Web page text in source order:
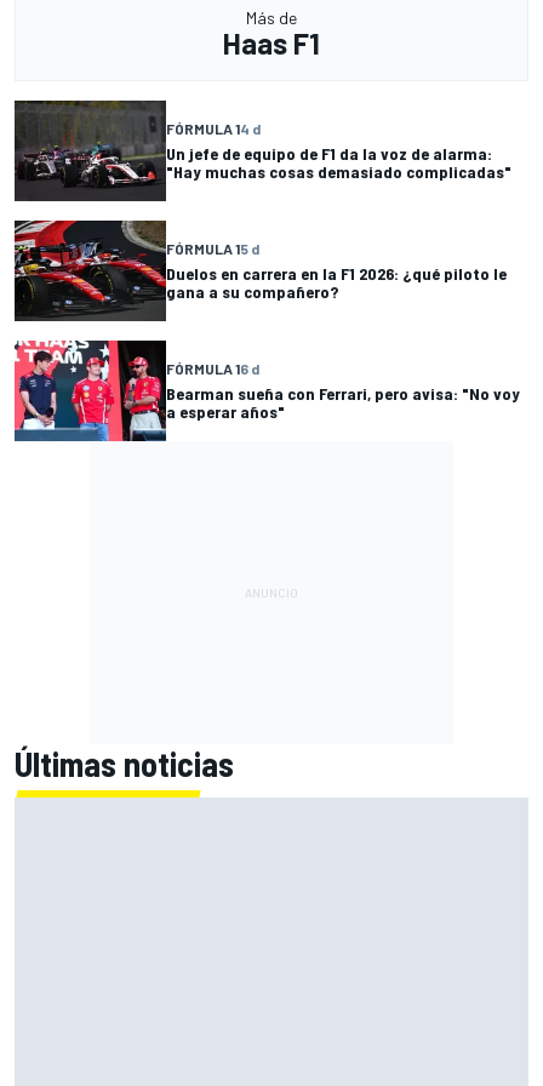
Más de
Haas F1
FÓRMULA 14 d
Un jefe de equipo de F1 da la voz de alarma:
"Hay muchas cosas demasiado complicadas"
FÓRMULA 15 d
Duelos en carrera en la F1 2026: ¿qué piloto le
gana a su compañero?
FÓRMULA 16 d
Bearman sueña con Ferrari, pero avisa: "No voy
a esperar años"
Últimas noticias